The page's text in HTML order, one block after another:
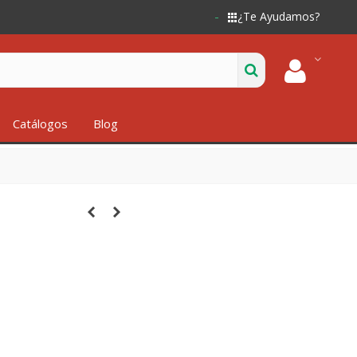
¿Te Ayudamos?
Catálogos Blog